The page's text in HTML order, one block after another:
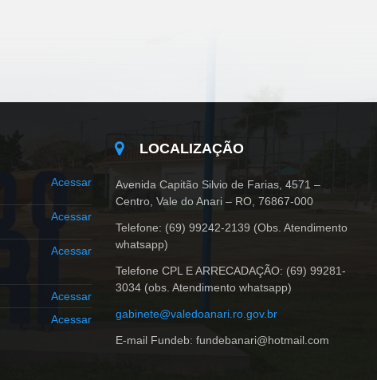
Acessar
Acessar
Acessar
Acessar
Acessar
LOCALIZAÇÃO
Avenida Capitão Silvio de Farias, 4571 –
Centro, Vale do Anari – RO, 76867-000
Telefone: (69) 99242-2139 (Obs. Atendimento
whatsapp)
Telefone CPL E ARRECADAÇÃO: (69) 99281-
3034 (obs. Atendimento whatsapp)
gabinete@valedoanari.ro.gov.br
E-mail Fundeb: fundebanari@hotmail.com